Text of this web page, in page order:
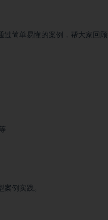
过简单易懂的案例，帮大家回
例实践。